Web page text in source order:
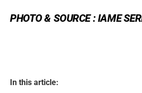
PHOTO & SOURCE : IAME
In this article: